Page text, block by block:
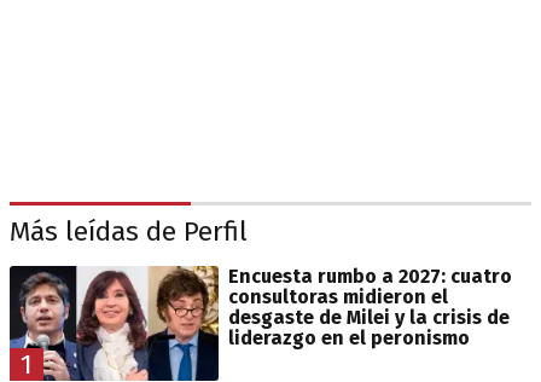
Más leídas de Perfil
1
Encuesta rumbo a 2027: cuatro
consultoras midieron el
desgaste de Milei y la crisis de
liderazgo en el peronismo